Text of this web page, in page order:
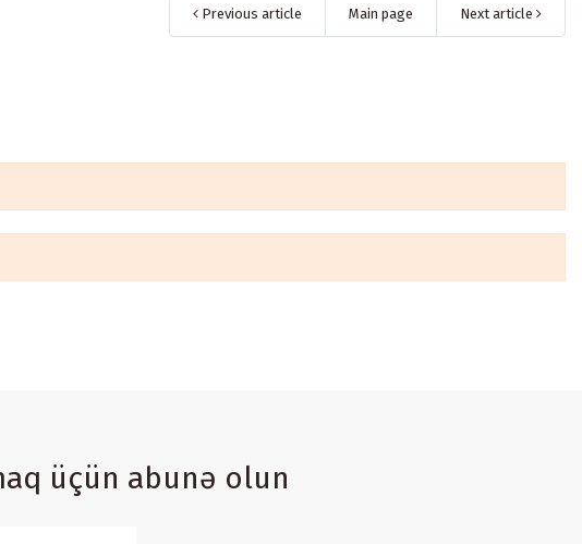
Previous article Main page Next article
üçün abunə olun